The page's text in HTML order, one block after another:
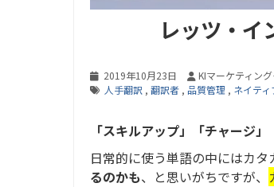
レッツ・イ
2019年10月23日
KIマーケティン
人手翻訳 , 翻訳者 , 品質管理 , ネイテ
「スキルアップ」「チャージ」
日常的に使う単語の中にはカ
るのかも、と思いがちですが、